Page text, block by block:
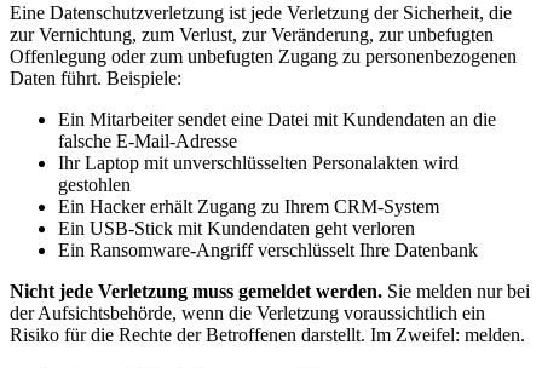
Eine Datenschutzverletzung ist jede Verletzung der Sicherheit, die
zur Vernichtung, zum Verlust, zur Veränderung, zur unbefugten
Offenlegung oder zum unbefugten Zugang zu personenbezogenen
Daten führt. Beispiele:
Ein Mitarbeiter sendet eine Datei mit Kundendaten an die
falsche E-Mail-Adresse
Ihr Laptop mit unverschlüsselten Personalakten wird
gestohlen
Ein Hacker erhält Zugang zu Ihrem CRM-System
Ein USB-Stick mit Kundendaten geht verloren
Ein Ransomware-Angriff verschlüsselt Ihre Datenbank
Nicht jede Verletzung muss gemeldet werden. Sie melden nur bei
der Aufsichtsbehörde, wenn die Verletzung voraussichtlich ein
Risiko für die Rechte der Betroffenen darstellt. Im Zweifel: melden.